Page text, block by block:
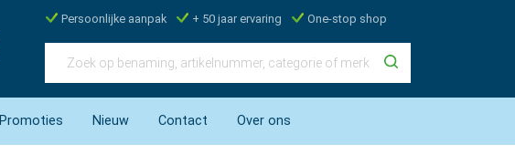
Persoonlijke aanpak + 50 jaar ervaring One-stop shop
Promoties Nieuw Contact Over ons